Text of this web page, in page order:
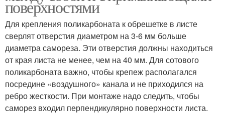
поверхностями
Для крепления поликарбоната к обрешетке в листе
сверлят отверстия диаметром на 3-6 мм больше
диаметра самореза. Эти отверстия должны находиться
от края листа не менее, чем на 40 мм. Для сотового
поликарбоната важно, чтобы крепеж располагался
посредине «воздушного» канала и не приходился на
ребро жесткости. При монтаже надо следить, чтобы
саморез входил перпендикулярно поверхности листа.